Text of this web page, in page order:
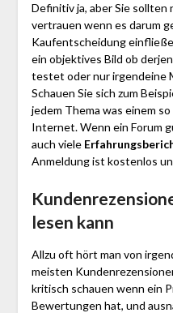
Definitiv ja, aber Sie sollten
vertrauen wenn es darum
Kaufentscheidung
ein objektives Bild ob
testet oder nur irgendeine
Schauen Sie sich zum
jedem Thema was einem
Internet. Wenn ein Forum
auch viele
Anmeldung ist kostenlos
lesen kann
Allzu oft hört man von
meisten
kritisch schauen wenn ein
Bewertungen hat, und